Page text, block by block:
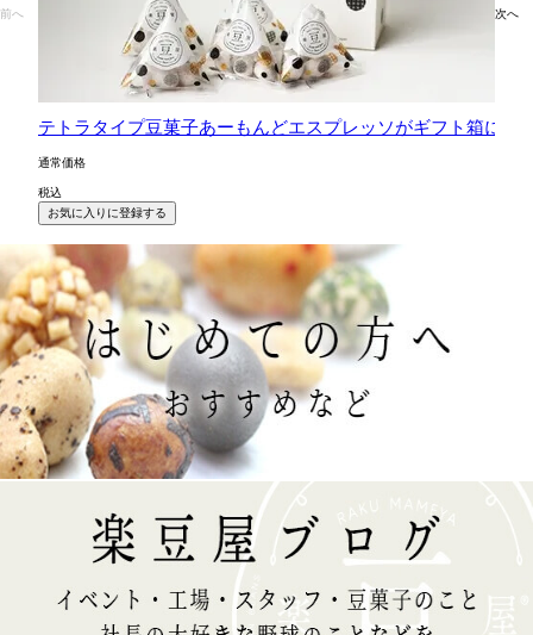
前へ
テトラタイプ豆菓子あーもんどエスプレッソがギフト箱に5
通常価格
税込
お気に入りに登録する
次へ